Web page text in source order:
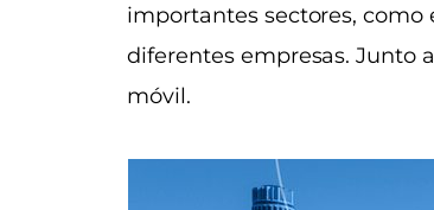
importantes sectores, como
diferentes empresas. Junto
móvil.